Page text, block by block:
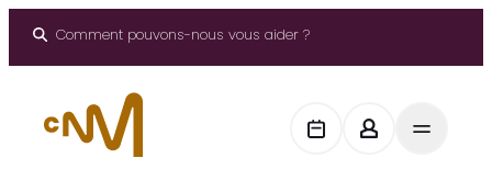
Comment pouvons-nous vous aider ?